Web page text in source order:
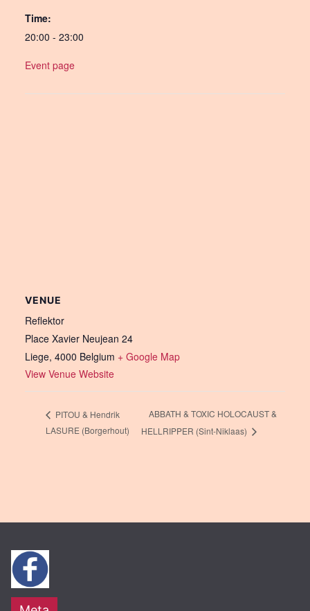
Time:
20:00 - 23:00
Event page
VENUE
Reflektor
Place Xavier Neujean 24
Liege, 4000 Belgium + Google Map
View Venue Website
PITOU & Hendrik
LASURE (Borgerhout)
ABBATH & TOXIC HOLOCAUST &
HELLRIPPER (Sint-Niklaas)